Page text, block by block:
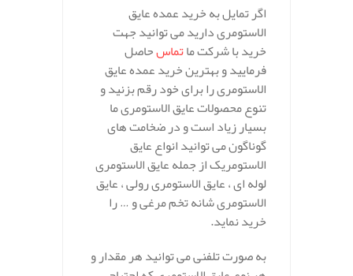
اگر تمایل به خرید عمده عایق
الاستومری دارید می توانید جهت
خرید با شرکت ماتماسحاصل
فرمایید و بهترین خرید عمده عایق
الاستومری را برای خود رقم بزنید و
تنوع محصولات عایق الاستومری ما
بسیار زیاد است و در ضخامت های
گوناگون می توانید انواع عایق
الاستومریک از جمله عایق الاستومری
لوله ای ، عایق الاستومری رولی ، عایق
الاستومری شانه تخم مرغی و … را
خرید نماید.
به صورت تلفنی می توانید هر مقدار و